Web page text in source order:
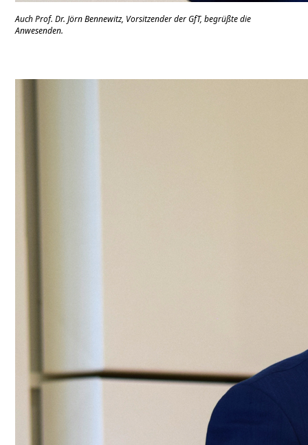
Auch Prof. Dr. Jörn Bennewitz, Vorsitzender der GfT, begrüßte die
Anwesenden.